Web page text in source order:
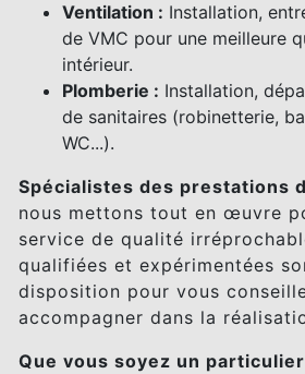
Ventilation : Installation,
de VMC pour une meilleure
intérieur.
Plomberie : Installation,
de sanitaires (robinetterie,
WC...).
Spécialistes des prestations
nous mettons tout en œuvre
service de qualité
qualifiées et expérimentées
disposition pour vous
accompagner dans la
Que vous soyez un